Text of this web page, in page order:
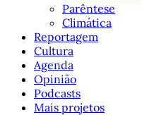
Parêntese
Climática
Reportagem
Cultura
Agenda
Opinião
Podcasts
Mais projetos